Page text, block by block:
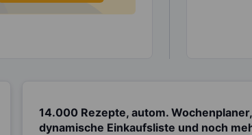
14.000 Rezepte, autom. Wochenplaner,
dynamische Einkaufsliste und noch